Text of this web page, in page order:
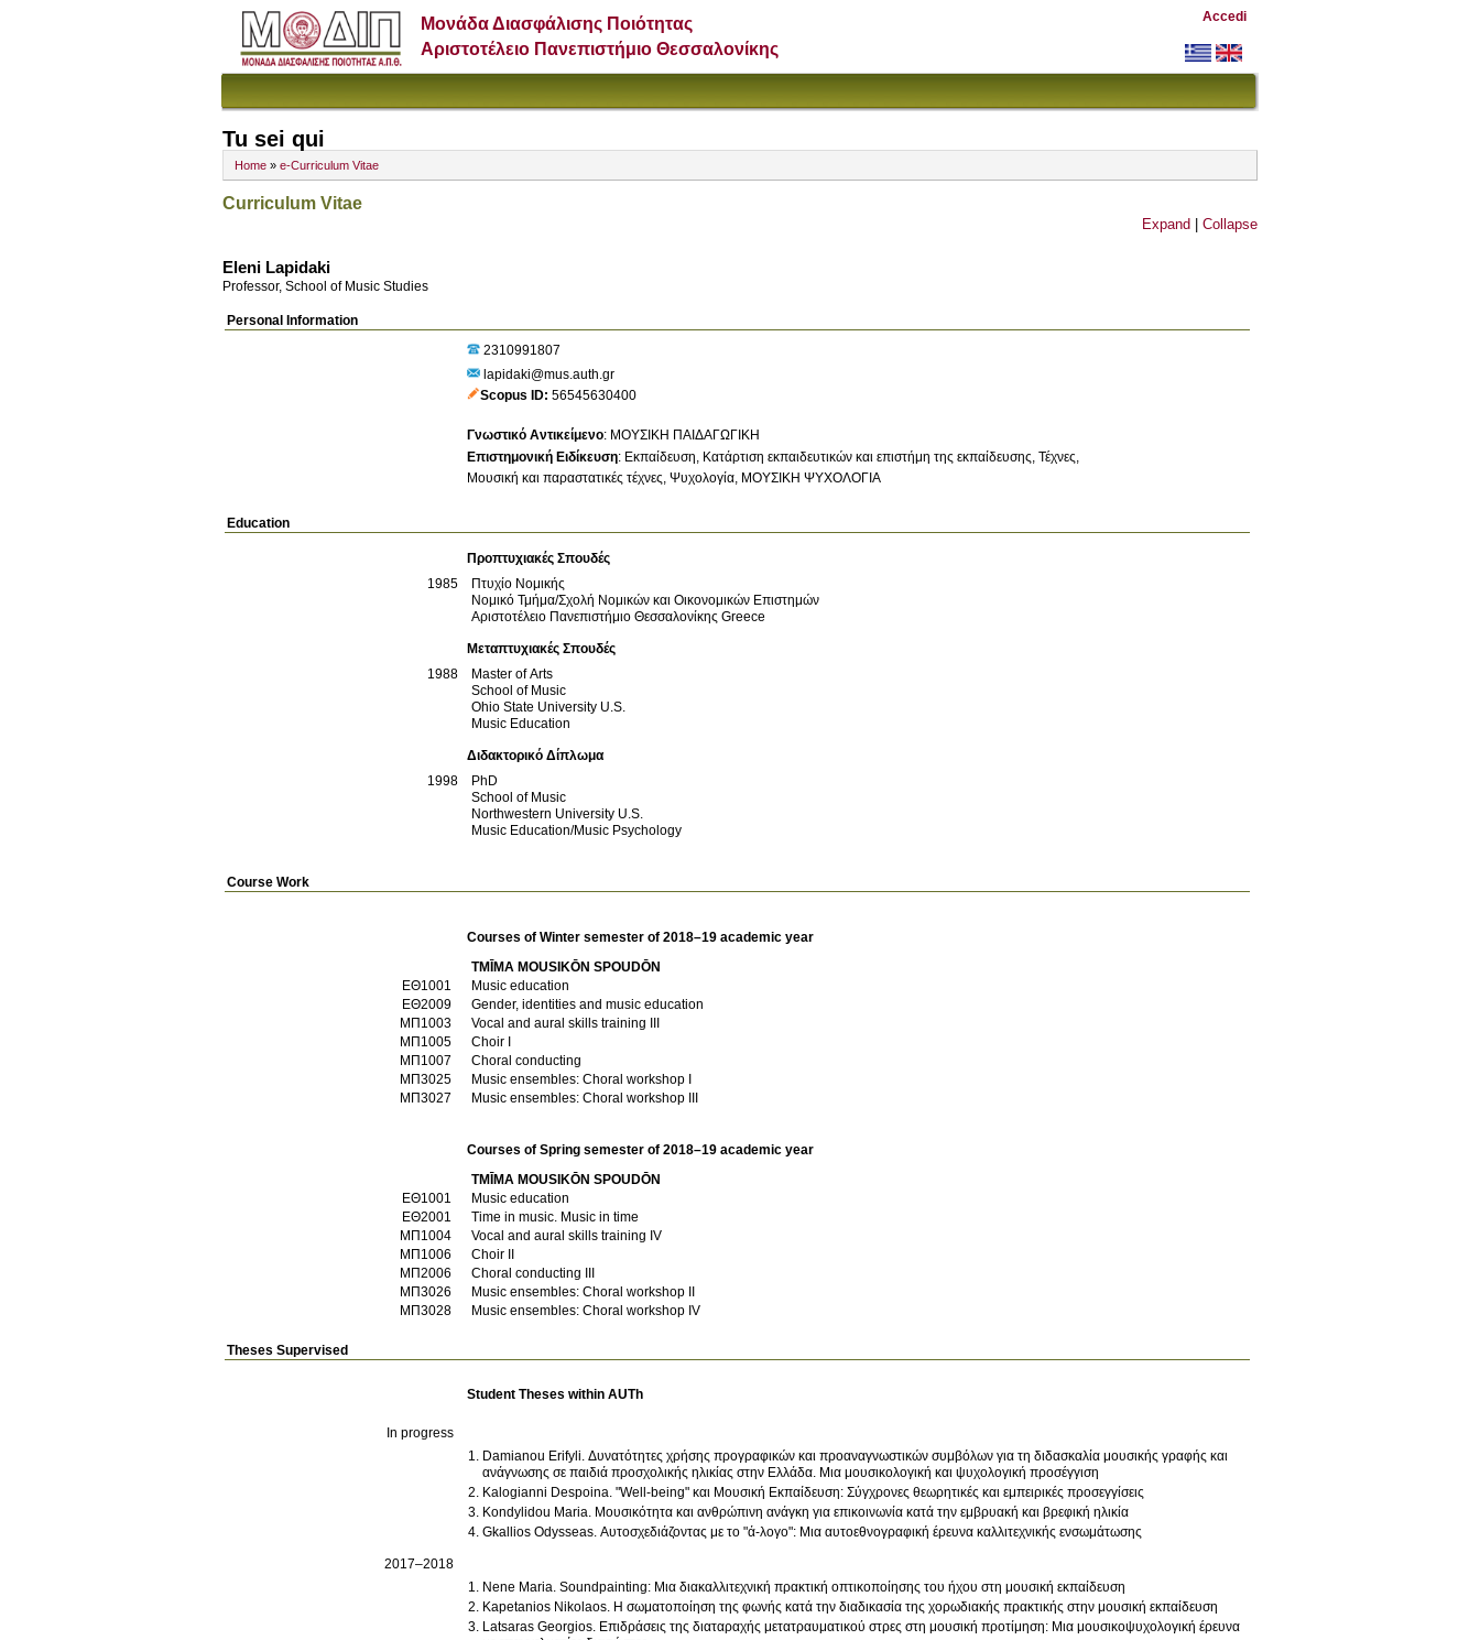
Μονάδα Διασφάλισης Ποιότητας
Αριστοτέλειο Πανεπιστήμιο Θεσσαλονίκης
Accedi
Tu sei qui
Home » e-Curriculum Vitae
Curriculum Vitae
Expand Collapse
Eleni Lapidaki
Professor, School of Music Studies
Personal Information
2310991807
lapidaki@mus.auth.gr
Scopus ID 56545630400
Γνωστικό Αντικείμενο: ΜΟΥΣΙΚΗ ΠΑΙΔΑΓΩΓΙΚΗ
Επιστημονική Ειδίκευση: Εκπαίδευση Κατάρτιση εκπαιδευτικών και επιστήμη της εκπαίδευσης Τέχνες
Μουσική και παραστατικές τέχνες Ψυχολογία ΜΟΥΣΙΚΗ ΨΥΧΟΛΟΓΙΑ
Education
Προπτυχιακές Σπουδές
1985
Πτυχίο Νομικής
Νομικό Τμήμα/Σχολή Νομικών και Οικονομικών Επιστημών
Αριστοτέλειο Πανεπιστήμιο Θεσσαλονίκης Greece
Μεταπτυχιακές Σπουδές
1988
Master of Arts
School of Music
Ohio State University U.S.
Music Education
Διδακτορικό Δίπλωμα
1998
PhD
School of Music
Northwestern University U.S.
Music Education/Music Psychology
Course Work
Courses of Winter semester of 2018–19 academic year
TMĪMA MOUSIKŌN SPOUDŌN
ΕΘ1001
Music education
ΕΘ2009
Gender, identities and music education
ΜΠ1003
Vocal and aural skills training IIΙ
ΜΠ1005
Choir I
ΜΠ1007
Choral conducting
ΜΠ3025
Music ensembles: Choral workshop I
ΜΠ3027
Music ensembles: Choral workshop IΙΙ
Courses of Spring semester of 2018–19 academic year
TMĪMA MOUSIKŌN SPOUDŌN
ΕΘ1001
Music education
ΕΘ2001
Time in music. Music in time
ΜΠ1004
Vocal and aural skills training IV
ΜΠ1006
Choir II
ΜΠ2006
Choral conducting IΙΙ
ΜΠ3026
Music ensembles: Choral workshop IΙ
ΜΠ3028
Music ensembles: Choral workshop IV
Theses Supervised
Student Theses within AUTh
In progress
Damianou Erifyli. Δυνατότητες χρήσης προγραφικών και προαναγνωστικών συμβόλων για τη διδασκαλία μουσικής γραφής και
ανάγνωσης σε παιδιά προσχολικής ηλικίας στην Ελλάδα. Μια μουσικολογική και ψυχολογική προσέγγιση
Kalogianni Despoina. "Well-being" και Μουσική Εκπαίδευση: Σύγχρονες θεωρητικές και εμπειρικές προσεγγίσεις
Kondylidou Maria. Μουσικότητα και ανθρώπινη ανάγκη για επικοινωνία κατά την εμβρυακή και βρεφική ηλικία
Gkallios Odysseas. Αυτοσχεδιάζοντας με το "ά-λογο": Μια αυτοεθνογραφική έρευνα καλλιτεχνικής ενσωμάτωσης
2017–2018
Nene Maria. Soundpainting: Μια διακαλλιτεχνική πρακτική οπτικοποίησης του ήχου στη μουσική εκπαίδευση
Kapetanios Nikolaos. Η σωματοποίηση της φωνής κατά την διαδικασία της χορωδιακής πρακτικής στην μουσική εκπαίδευση
Latsaras Georgios. Επιδράσεις της διαταραχής μετατραυματικού στρες στη μουσική προτίμηση: Μια μουσικοψυχολογική έρευνα